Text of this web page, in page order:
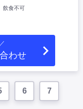
飲食不可
わせ
6 7